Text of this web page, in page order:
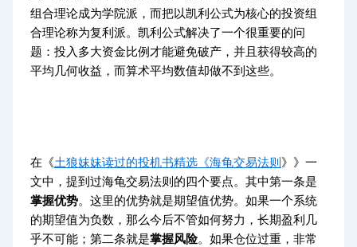
组合理论成为学院派，而把以凯利公式为核心的投资组
合理论称为复利派。凯利公式解决了一个很重要的问
题：投入多大资金比例才能避免破产，并且获得较高的
平均几何收益，而算术平均数值却做不到这些。
在《土狼妹妹读过的投机书精选《海龟交易法则 》》一
文中，提到过海龟交易法则的四个要点。其中第一条是
掌握优势。这里的优势就是期望值优势。如果一个系统
的期望值为负数，那么今后不管如何努力，长期盈利几
乎不可能；第二条就是掌握风险。如果仓位过重，非常